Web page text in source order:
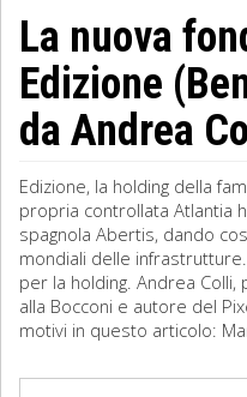
La nuova
Edizione
da Andrea
Edizione, la holding della
propria controllata Atlantia
spagnola Abertis, dando
mondiali delle
per la holding. Andrea
alla Bocconi e autore del
motivi in questo articolo: